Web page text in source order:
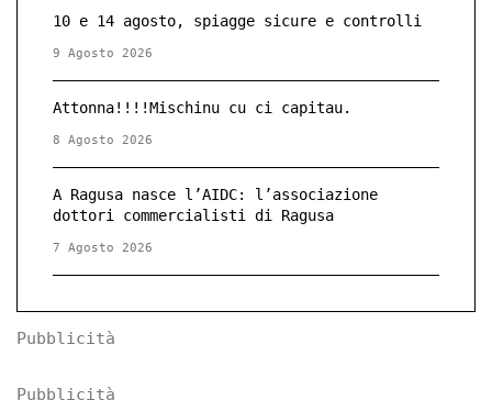
10 e 14 agosto, spiagge sicure e controlli
9 Agosto 2026
Attonna!!!!Mischinu cu ci capitau.
8 Agosto 2026
A Ragusa nasce l’AIDC: l’associazione
dottori commercialisti di Ragusa
7 Agosto 2026
Pubblicità
Pubblicità